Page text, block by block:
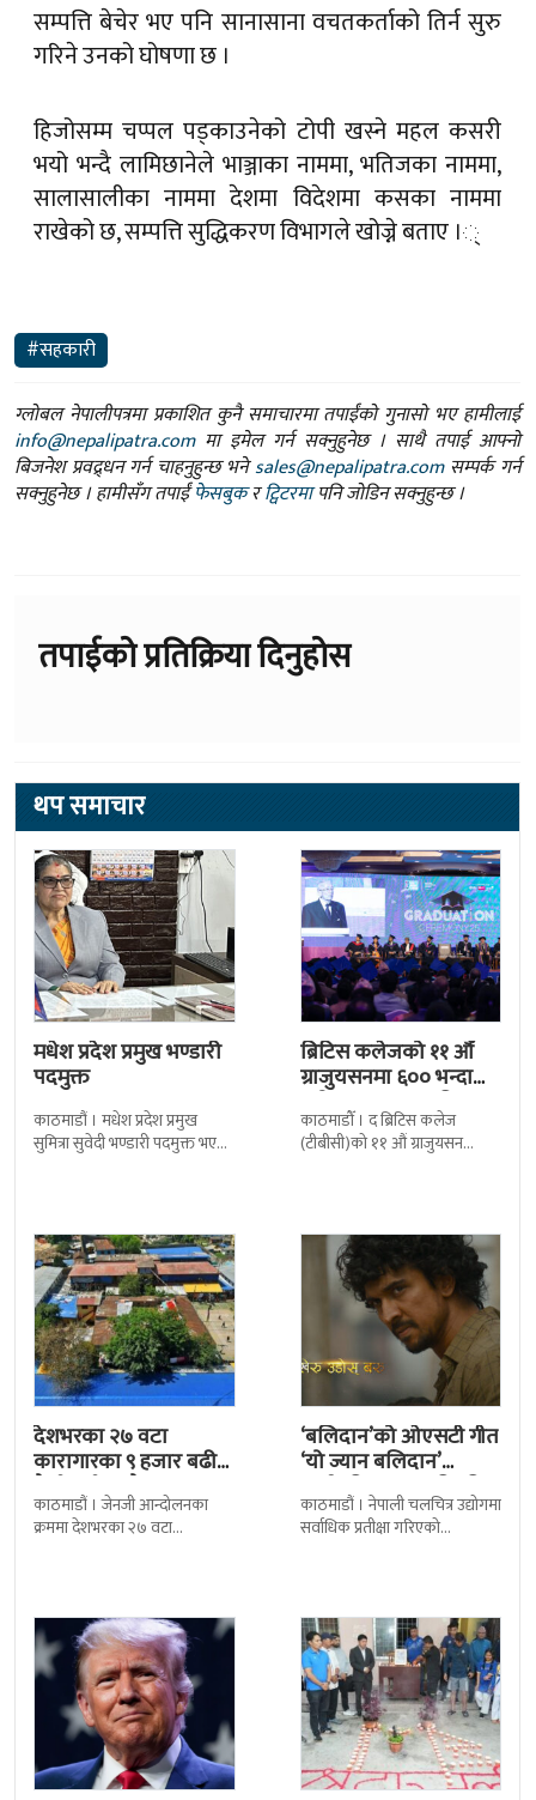
सम्पत्ति बेचेर भए पनि सानासाना वचतकर्ताको तिर्न सुरु
गरिने उनको घोषणा छ ।
हिजोसम्म चप्पल पड्काउनेको टोपी खस्ने महल कसरी
भयो भन्दै लामिछानेले भाञ्जाका नाममा, भतिजका नाममा,
सालासालीका नाममा देशमा विदेशमा कसका नाममा
राखेको छ, सम्पत्ति सुद्धिकरण विभागले खोज्ने बताए ।्
#सहकारी
ग्लोबल नेपालीपत्रमा प्रकाशित कुनै समाचारमा तपाईंको गुनासो भए हामीलाई
info@nepalipatra.comमा इमेल गर्न सक्नुहुनेछ । साथै तपाई आफ्नो
बिजनेश प्रवद्र्धन गर्न चाहनुहुन्छ भनेsales@nepalipatra.comसम्पर्क गर्न
सक्नुहुनेछ । हामीसँग तपाईंफेसबुकरट्विटरमापनि जोडिन सक्नुहुन्छ ।
तपाईको प्रतिक्रिया दिनुहोस
थप समाचार
मधेश प्रदेश प्रमुख भण्डारी
पदमुक्त
काठमाडौं । मधेश प्रदेश प्रमुख
सुमित्रा सुवेदी भण्डारी पदमुक्त भएकी
ब्रिटिस कलेजको ११ औँ
ग्राजुयसनमा ६०० भन्दा
बढी ग्राजुयट सम्मानित
काठमाडौँ । द ब्रिटिस कलेज
(टीबीसी)को ११ औं ग्राजुयसन
देशभरका २७ वटा
कारागारका ९ हजार बढी
कैदीबन्दी अझै फरार
काठमाडौं । जेनजी आन्दोलनका
क्रममा देशभरका २७ वटा
‘बलिदान’को ओएसटी गीत
‘यो ज्यान बलिदान’
सार्वजनिक, मातृभूमिप्रति
पुत्रको भावनात्मक…
काठमाडौं । नेपाली चलचित्र उद्योगमा
सर्वाधिक प्रतीक्षा गरिएको